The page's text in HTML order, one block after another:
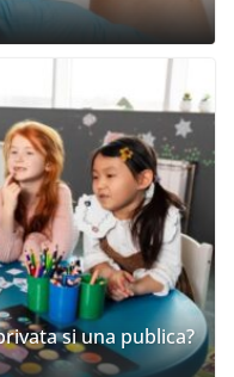
si una publica?